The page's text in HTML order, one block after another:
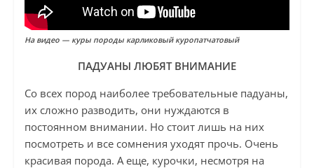
На видео — куры породы карликовый куропатчатовый
ПАДУАНЫ ЛЮБЯТ ВНИМАНИЕ
Со всех пород наиболее требовательные падуаны,
их сложно разводить, они нуждаются в
постоянном внимании. Но стоит лишь на них
посмотреть и все сомнения уходят прочь. Очень
красивая порода. А еще, курочки, несмотря на